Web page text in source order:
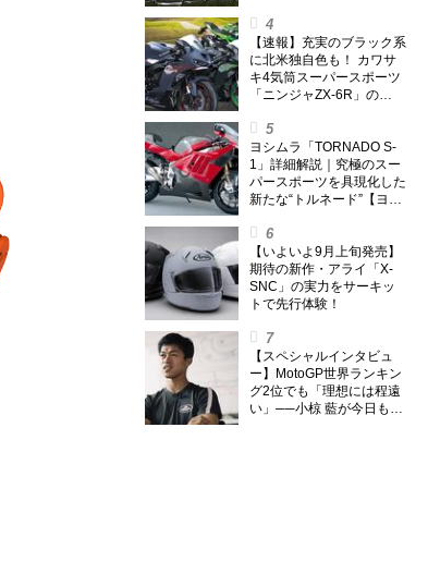
トを試してみた〈若林浩志
のスーパー・カブカブ・ダ
イアリーズ Vol.385〉
【速報】充実のブラック系
に北米独自色も！ カワサ
キ4気筒スーパースポーツ
「ニンジャZX-6R」の
筒ニンジャも出たよ【海
外】
ヨシムラ「TORNADO S-
1」詳細解説｜究極のスー
パースポーツを具現化した
新たな“トルネード”【ヨシ
【いよいよ9月上旬発売】
期待の新作・アライ「X-
SNC」の実力をサーキッ
トで先行体験！
【スペシャルインタビュ
ー】MotoGP世界ランキン
グ2位でも「理想には程遠
い」──小椋 藍が今日も走